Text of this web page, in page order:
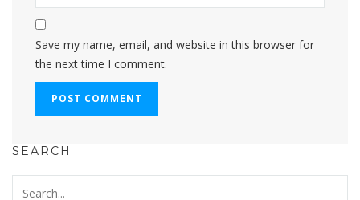
Save my name, email, and website in this browser for
the next time I comment.
SEARCH